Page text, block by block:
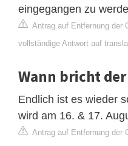
eingegangen zu
Antrag auf Entfernung der
vollständige Antwort auf
Wann bricht der
Endlich ist es wieder
wird am 16. & 17.
Antrag auf Entfernung der